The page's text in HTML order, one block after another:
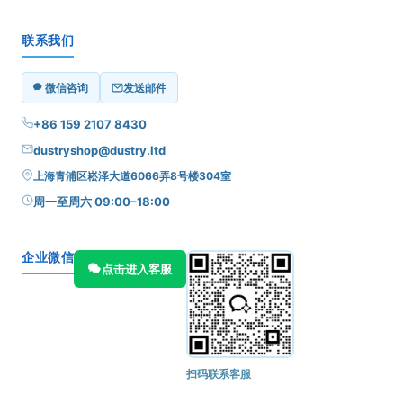
联系我们
微信咨询 发送邮件
+86 159 2107 8430
dustryshop@dustry.ltd
上海青浦区崧泽大道6066弄8号楼304室
周一至周六 09:00–18:00
企业微信
点击进入客服
扫码联系客服